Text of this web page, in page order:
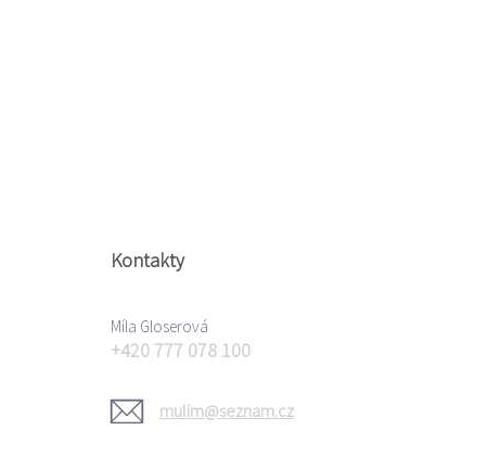
Kontakty
Míla Gloserová
+420 777 078 100
mulim@seznam.cz